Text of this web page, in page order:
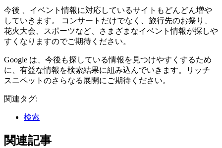
今後 、イベント情報に対応しているサイトもどんどん増や
していきます。 コンサートだけでなく、旅行先のお祭り、
花火大会、スポーツなど、さまざまなイベント情報が探しや
すくなりますのでご期待ください。
Google は、今後も探している情報を見つけやすくするため
に、有益な情報を検索結果に組み込んでいきます。リッチ
スニペットのさらなる展開にご期待ください。
関連タグ:
検索
関連記事